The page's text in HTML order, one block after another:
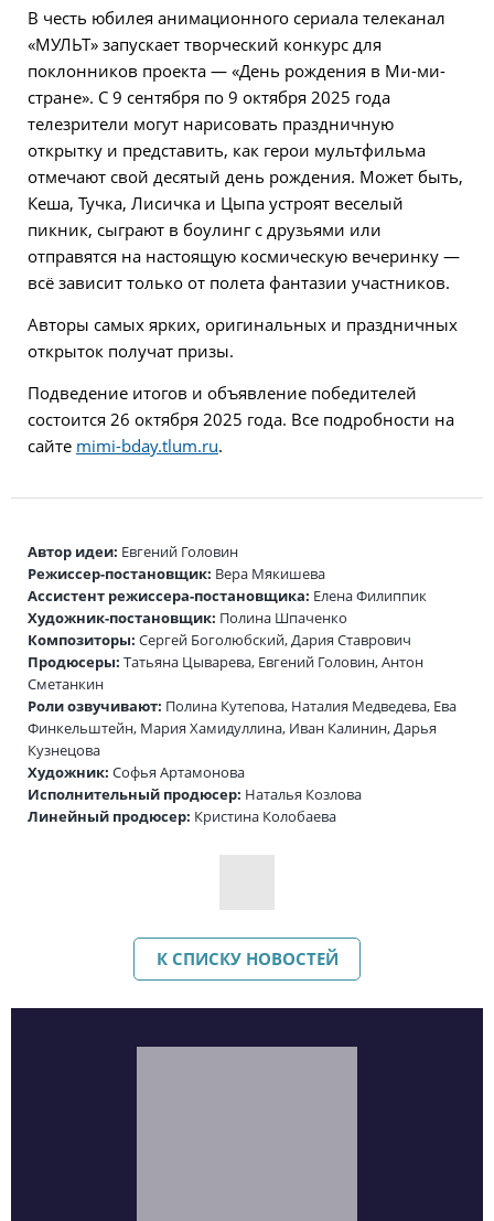
В честь юбилея анимационного сериала телеканал
«МУЛЬТ» запускает творческий конкурс для
поклонников проекта — «День рождения в Ми-ми-
стране». С 9 сентября по 9 октября 2025 года
телезрители могут нарисовать праздничную
открытку и представить, как герои мультфильма
отмечают свой десятый день рождения. Может быть,
Кеша, Тучка, Лисичка и Цыпа устроят веселый
пикник, сыграют в боулинг с друзьями или
отправятся на настоящую космическую вечеринку —
всё зависит только от полета фантазии участников.
Авторы самых ярких, оригинальных и праздничных
открыток получат призы.
Подведение итогов и объявление победителей
состоится 26 октября 2025 года. Все подробности на
сайте mimi-bday.tlum.ru.
Автор идеи: Евгений Головин
Режиссер-постановщик: Вера Мякишева
Ассистент режиссера-постановщика: Елена Филиппик
Художник-постановщик: Полина Шпаченко
Композиторы: Сергей Боголюбский, Дария Ставрович
Продюсеры: Татьяна Цыварева, Евгений Головин, Антон
Сметанкин
Роли озвучивают: Полина Кутепова, Наталия Медведева, Ева
Финкельштейн, Мария Хамидуллина, Иван Калинин, Дарья
Кузнецова
Художник: Софья Артамонова
Исполнительный продюсер: Наталья Козлова
Линейный продюсер: Кристина Колобаева
К СПИСКУ НОВОСТЕЙ